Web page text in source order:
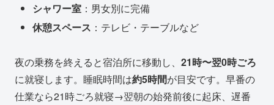
シャワー室 ：男女別に完備
休憩スペース ：テレビ・テーブルなど
夜の乗務を終えると宿泊所に移動し、 21時〜翌0時ごろ
に就寝します。睡眠時間は約5時間が目安です。早番の
仕業なら21時ごろ就寝→翌朝の始発前後に起床、遅番